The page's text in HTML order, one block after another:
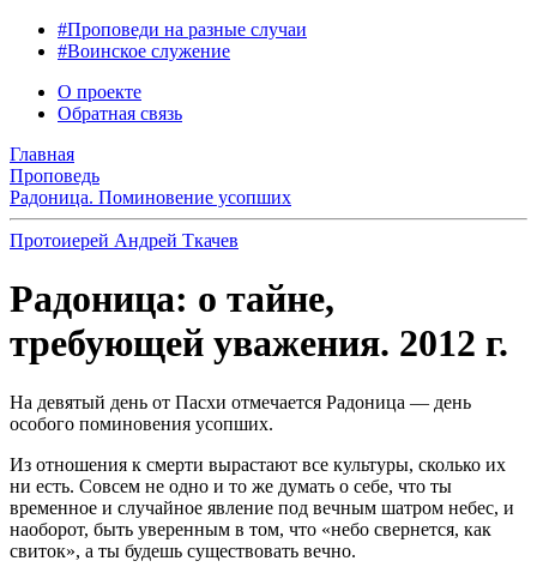
#Проповеди на разные случаи
#Воинское служение
О проекте
Обратная связь
Главная
Проповедь
Радоница. Поминовение усопших
Протоиерей Андрей Ткачев
Радоница: о тайне,
требующей уважения. 2012 г.
На девятый день от Пасхи отмечается Радоница — день
особого поминовения усопших.
Из отношения к смерти вырастают все культуры, сколько их
ни есть. Совсем не одно и то же думать о себе, что ты
временное и случайное явление под вечным шатром небес, и
наоборот, быть уверенным в том, что «небо свернется, как
свиток», а ты будешь существовать вечно.